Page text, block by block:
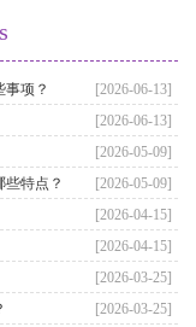
[2026-06-13]
项？
[2026-06-13]
[2026-05-09]
[2026-05-09]
特点？
[2026-04-15]
[2026-04-15]
[2026-03-25]
[2026-03-25]